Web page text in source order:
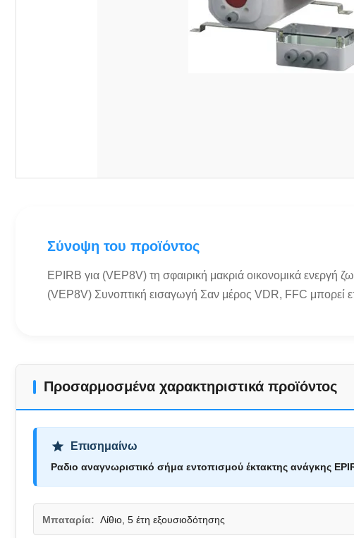
Σύνοψη του προϊόντος
EPIRB για (VEP8V) τη σφαιρική μακριά οικονομικά
(VEP8V) Συνοπτική εισαγωγή Σαν μέρος VDR, FFC μπορεί
Προσαρμοσμένα χαρακτηριστικά προϊόντος
Επισημαίνω
Ραδιο αναγνωριστικό σήμα εντοπισμού έκτακτης ανάγκης
Μπαταρία: Λίθιο, 5 έτη εξουσιοδότησης